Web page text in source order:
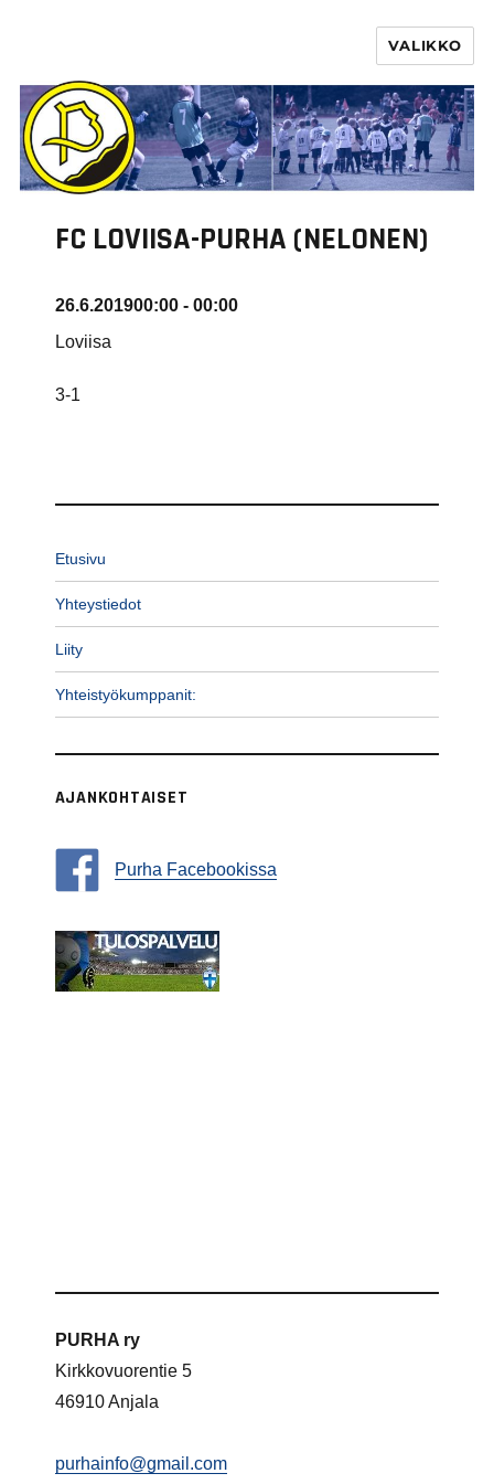
VALIKKO
FC LOVIISA-PURHA (NELONEN)
26.6.201900:00 - 00:00
Loviisa
3-1
Etusivu
Yhteystiedot
Liity
Yhteistyökumppanit:
AJANKOHTAISET
Purha Facebookissa
PURHA ry
Kirkkovuorentie 5
46910 Anjala
purhainfo@gmail.com